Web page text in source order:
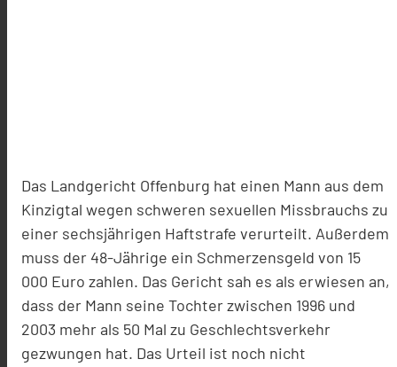
Das Landgericht Offenburg hat einen Mann aus dem
Kinzigtal wegen schweren sexuellen Missbrauchs zu
einer sechsjährigen Haftstrafe verurteilt. Außerdem
muss der 48-Jährige ein Schmerzensgeld von 15
000 Euro zahlen. Das Gericht sah es als erwiesen an,
dass der Mann seine Tochter zwischen 1996 und
2003 mehr als 50 Mal zu Geschlechtsverkehr
gezwungen hat. Das Urteil ist noch nicht